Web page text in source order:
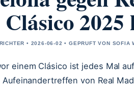
2025
• 2026-06-02 • GEPRUFT VON SOFIA
einem Clásico ist jedes Mal
von Real